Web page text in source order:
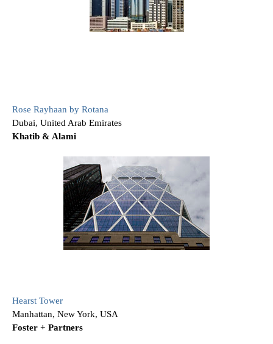
Rose Rayhaan by Rotana
Dubai, United Arab Emirates
Khatib & Alami
Hearst Tower
Manhattan, New York, USA
Foster + Partners